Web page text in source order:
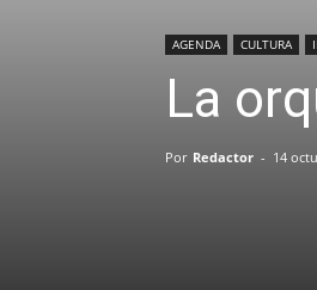
AGENDA CULTURA
La
Por Redactor - 14